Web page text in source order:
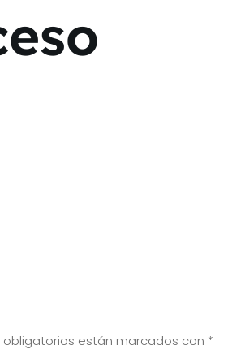
obligatorios están marcados con *